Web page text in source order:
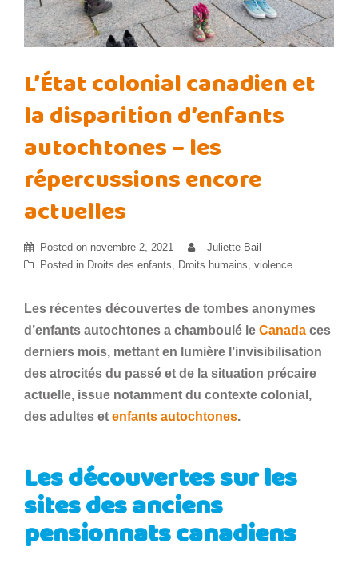
L’État colonial canadien et
la disparition d’enfants
autochtones – les
répercussions encore
actuelles
Posted on novembre 2, 2021
Juliette Bail
Posted in Droits des enfants Droits humains violence
Les récentes découvertes de tombes anonymes
d’enfants autochtones a chamboulé le Canada ces
derniers mois, mettant en lumière l’invisibilisation
des atrocités du passé et de la situation précaire
actuelle, issue notamment du contexte colonial,
des adultes et enfants autochtones.
Les découvertes sur les
sites des anciens
pensionnats canadiens